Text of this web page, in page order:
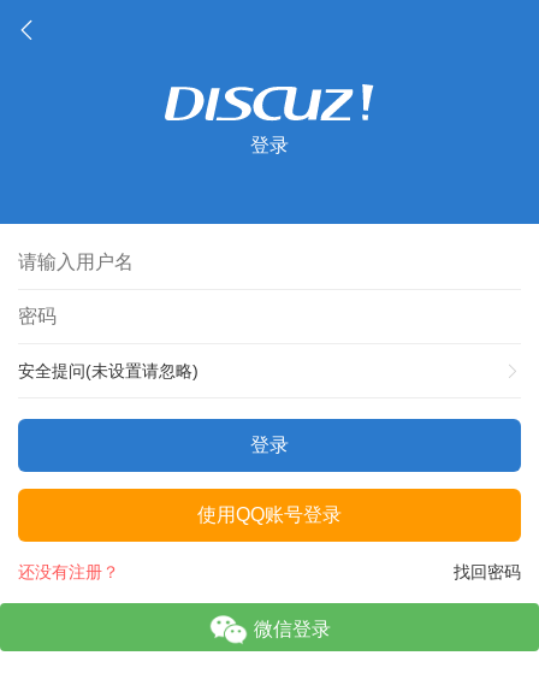
登录
安全提问(未设置请忽略)
登录
使用QQ账号登录
找回密码
还没有注册？
微信登录